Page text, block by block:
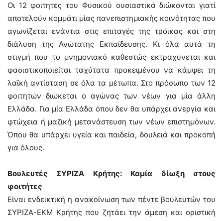
Οι 12 φοιτητές του Φυσικού ουσιαστικά διώκονται γιατί
αποτελούν κομμάτι μίας πανεπιστημιακής κοινότητας που
αγωνίζεται ενάντια στις επιταγές της τρόικας και στη
διάλυση της Ανώτατης Εκπαίδευσης. Κι όλα αυτά τη
στιγμή που το μνημονιακό καθεστώς εκτραχύνεται και
φασιστικοποιείται ταχύτατα προκειμένου να κάμψει τη
λαϊκή αντίσταση σε όλα τα μέτωπα. Στο πρόσωπο των 12
φοιτητών διώκεται ο αγώνας των νέων για μία άλλη
Ελλάδα. Για μία Ελλάδα όπου δεν θα υπάρχει ανεργία και
φτώχεια ή μαζική μετανάστευση των νέων επιστημόνων.
Όπου θα υπάρχει υγεία και παιδεία, δουλειά και προκοπή
για όλους.
Βουλευτές ΣΥΡΙΖΑ Κρήτης: Καμία δίωξη στους
φοιτήτες
Είναι ενδεικτική η ανακοίνωση των πέντε βουλευτών του
ΣΥΡΙΖΑ-ΕΚΜ Κρήτης που ζητάει την άμεση και οριστική